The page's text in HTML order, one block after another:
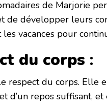
de Marjorie
de développer leurs
vacances pour
du corps :
respect du corps. Elle
d’un repos suffisant,